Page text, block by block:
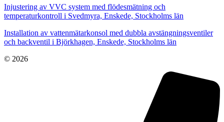
Injustering av VVC system med flödesmätning och
temperaturkontroll i Svedmyra, Enskede, Stockholms län
Installation av vattenmätarkonsol med dubbla avstängningsventiler
och backventil i Björkhagen, Enskede, Stockholms län
© 2026